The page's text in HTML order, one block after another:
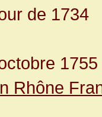
de 1734
Rhône